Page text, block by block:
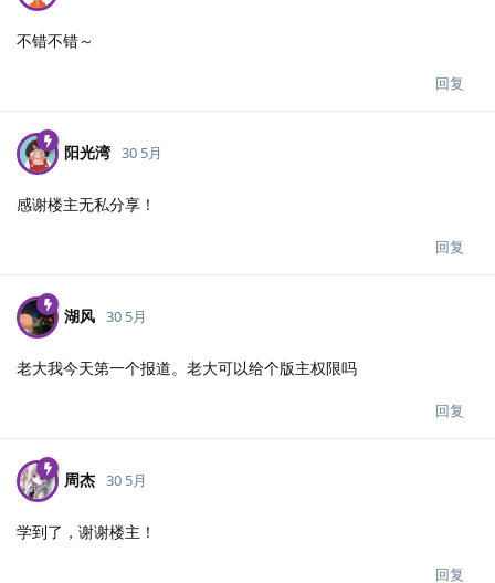
不错不错～
回复
阳光湾 30 5月
感谢楼主无私分享！
回复
湖风 30 5月
老大我今天第一个报道。老大可以给个版主权限吗
回复
周杰 30 5月
学到了，谢谢楼主！
回复